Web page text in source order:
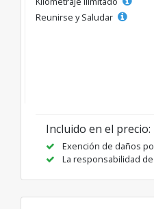
Reunirse y Saludar
Incluido en el precio:
Exención de daños
La responsabilidad